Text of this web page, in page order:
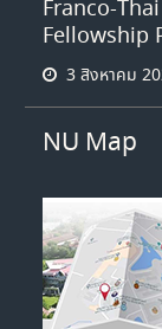
Franco-
Fellowship
3 สิงหาคม
NU Map